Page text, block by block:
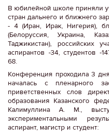
В юбилейной школе приняли
стран дальнего и ближнего
- 4 (Иран, Ирак, Нигерия),
(Белоруссия, Украина,
Таджикистан), российских
аспирантов -34, студентов -
68.
Конференция проходила 3
началась с пленарного
приветственных слов
образования Казанского
Калимуллина А. М.,
экспериментальными
аспирант, магистр и студент: